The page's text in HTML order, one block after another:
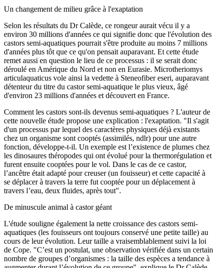
Un changement de milieu grâce à l'exaptation
Selon les résultats du Dr Calède, ce rongeur aurait vécu il y a
environ 30 millions d'années ce qui signifie donc que l'évolution des
castors semi-aquatiques pourrait s'être produite au moins 7 millions
d'années plus tôt que ce qu'on pensait auparavant. Et cette étude
remet aussi en question le lieu de ce processus : il se serait donc
déroulé en Amérique du Nord et non en Eurasie. Microtheriomys
articulaquaticus vole ainsi la vedette à Steneofiber eseri, auparavant
détenteur du titre du castor semi-aquatique le plus vieux, âgé
d'environ 23 millions d'années et découvert en France.
Comment les castors sont-ils devenus semi-aquatiques ? L'auteur de
cette nouvelle étude propose une explication : l'exaptation. "Il s'agit
d'un processus par lequel des caractères physiques déjà existants
chez un organisme sont cooptés (assimilés, ndlr) pour une autre
fonction, développe-t-il. Un exemple est l’existence de plumes chez
les dinosaures théropodes qui ont évolué pour la thermorégulation et
furent ensuite cooptées pour le vol. Dans le cas de ce castor,
l’ancêtre était adapté pour creuser (un fouisseur) et cette capacité à
se déplacer à travers la terre fut cooptée pour un déplacement à
travers l’eau, deux fluides, après tout".
De minuscule animal à castor géant
L'étude souligne également la nette croissance des castors semi-
aquatiques (les fouisseurs ont toujours conservé une petite taille) au
cours de leur évolution. Leur taille a vraisemblablement suivi la loi
de Cope. "C’est un postulat, une observation vérifiée dans un certain
nombre de groupes d’organismes : la taille des espèces a tendance à